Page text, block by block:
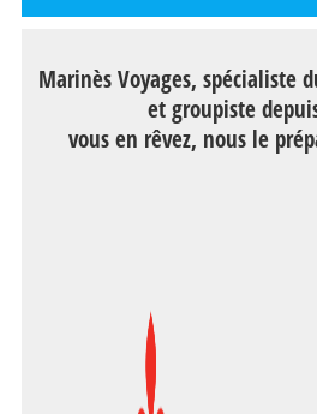
Marinès Voyages, spécialiste
et groupiste
vous en rêvez, nous le